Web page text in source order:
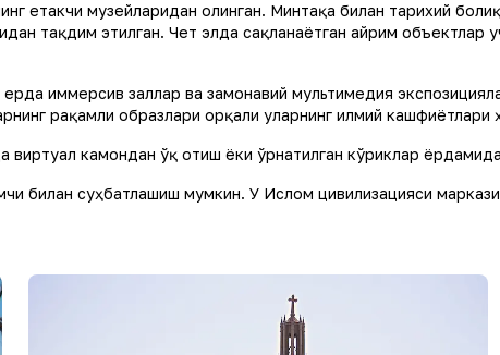
етакчи музейларидан олинган. Минтақа билан тарихий
тақдим этилган. Чет элда сақланаётган айрим объектлар
иммерсив заллар ва замонавий мультимедия
рақамли образлари орқали уларнинг илмий
виртуал камондан ўқ отиш ёки ўрнатилган кўриклар
билан суҳбатлашиш мумкин. У Ислом цивилизацияси